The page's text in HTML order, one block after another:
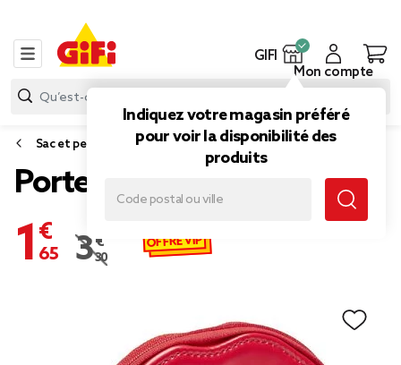
GIFI
Indiquez votre magasin préféré
pour voir la disponibilité des
produits
Mon compte
Sac et petite maroquinerie
Porte monnaie coton
1,65 €
Prix remisé de 3,30 € à 1,65 €
3,30 € OFFRE VIP